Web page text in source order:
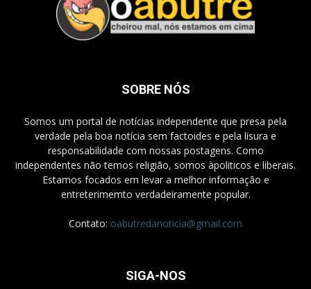
SOBRE NÓS
Somos um portal de notícias independente que presa pela
verdade pela boa notícia sem factoides e pela lisura e
responsabilidade com nossas postagens. Como
independentes não temos religião, somos àpoliticos e liberais.
Estamos focados em levar a melhor informação e
entreterimemto verdadeiramente popular.
Contato: oabutredanoticia@gmail.com
SIGA-NOS